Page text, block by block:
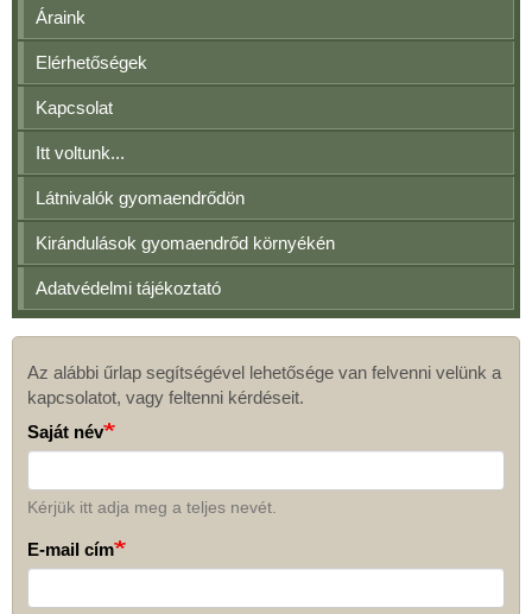
Áraink
Elérhetőségek
Kapcsolat
Itt voltunk...
Látnivalók gyomaendrődön
Kirándulások gyomaendrőd környékén
Adatvédelmi tájékoztató
Kapcsolat
Az alábbi űrlap segítségével lehetősége van felvenni velünk a
kapcsolatot, vagy feltenni kérdéseit.
Saját név
Kérjük itt adja meg a teljes nevét.
E-mail cím